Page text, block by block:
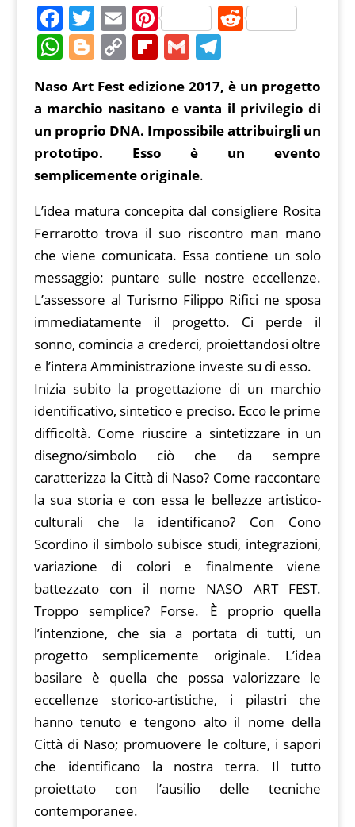
F
a
c
e
b
o
o
T
w
itt
er
E
m
ai
l
Pi
nt
er
e
st
R
di
t
W
at
s
A
p
Bl
g
g
er
C
p
y
Li
n
Fl
ip
b
o
ar
d
G
ai
l
T
el
e
gr
a
Naso Art Fest edizione 2017, è un progetto
a marchio nasitano e vanta il privilegio di
un proprio DNA. Impossibile attribuirgli un
prototipo. Esso è un evento
semplicemente originale.
L’idea matura concepita dal consigliere Rosita
Ferrarotto trova il suo riscontro man mano
che viene comunicata. Essa contiene un solo
messaggio: puntare sulle nostre eccellenze.
L’assessore al Turismo Filippo Rifici ne sposa
immediatamente il progetto. Ci perde il
sonno, comincia a crederci, proiettandosi oltre
e l’intera Amministrazione investe su di esso.
Inizia subito la progettazione di un marchio
identificativo, sintetico e preciso. Ecco le prime
difficoltà. Come riuscire a sintetizzare in un
disegno/simbolo ciò che da sempre
caratterizza la Città di Naso? Come raccontare
la sua storia e con essa le bellezze artistico-
culturali che la identificano? Con Cono
Scordino il simbolo subisce studi, integrazioni,
variazione di colori e finalmente viene
battezzato con il nome NASO ART FEST.
Troppo semplice? Forse. È proprio quella
l’intenzione, che sia a portata di tutti, un
progetto semplicemente originale. L’idea
basilare è quella che possa valorizzare le
eccellenze storico-artistiche, i pilastri che
hanno tenuto e tengono alto il nome della
Città di Naso; promuovere le colture, i sapori
che identificano la nostra terra. Il tutto
proiettato con l’ausilio delle tecniche
contemporanee.